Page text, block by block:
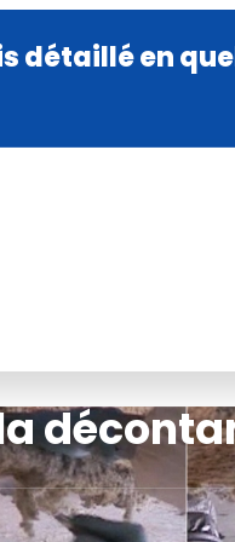
détaillé en